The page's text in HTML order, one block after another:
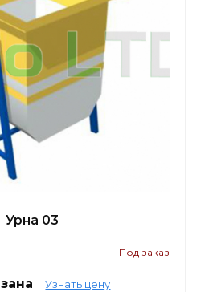
Урна 03
Под заказ
Узнать цену